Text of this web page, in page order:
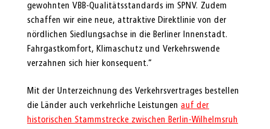
gewohnten VBB-Qualitätsstandards im SPNV. Zudem
schaffen wir eine neue, attraktive Direktlinie von der
nördlichen Siedlungsachse in die Berliner Innenstadt.
Fahrgastkomfort, Klimaschutz und Verkehrswende
verzahnen sich hier konsequent.“
Mit der Unterzeichnung des Verkehrsvertrages bestellen
die Länder auch verkehrliche Leistungen auf der
historischen Stammstrecke zwischen Berlin-Wilhelmsruh